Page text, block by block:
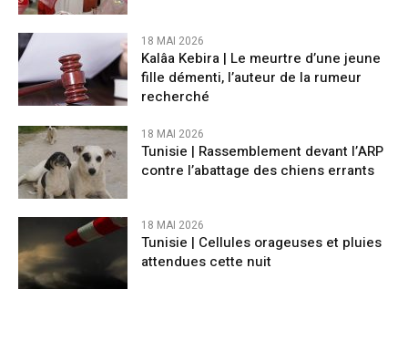
18 MAI 2026
Kalâa Kebira | Le meurtre d’une jeune
fille démenti, l’auteur de la rumeur
recherché
18 MAI 2026
Tunisie | Rassemblement devant l’ARP
contre l’abattage des chiens errants
18 MAI 2026
Tunisie | Cellules orageuses et pluies
attendues cette nuit